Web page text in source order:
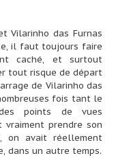
Vilarinho das Furnas
il faut toujours faire
caché, et surtout
tout risque de départ
de Vilarinho das
fois tant le
points de vues
prendre son
on avait réellement
dans un autre temps.